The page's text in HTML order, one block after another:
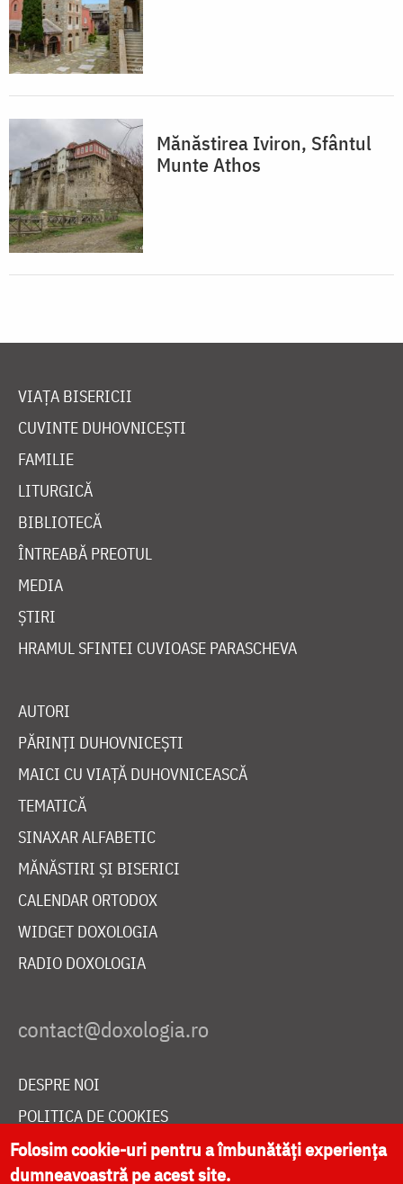
Mănăstirea Iviron, Sfântul
Munte Athos
VIAȚA BISERICII
CUVINTE DUHOVNICEȘTI
FAMILIE
LITURGICĂ
BIBLIOTECĂ
ÎNTREABĂ PREOTUL
MEDIA
ȘTIRI
HRAMUL SFINTEI CUVIOASE PARASCHEVA
AUTORI
PĂRINȚI DUHOVNICEȘTI
MAICI CU VIAȚĂ DUHOVNICEASCĂ
TEMATICĂ
SINAXAR ALFABETIC
MĂNĂSTIRI ȘI BISERICI
CALENDAR ORTODOX
WIDGET DOXOLOGIA
RADIO DOXOLOGIA
DESPRE NOI
POLITICA DE COOKIES
DONEAZĂ ONLINE PENTRU CATEDRALA NAȚIONALĂ
Folosim cookie-uri pentru a îmbunătăți experiența
dumneavoastră pe acest site.